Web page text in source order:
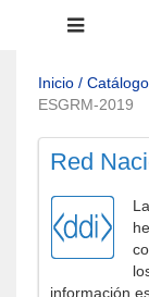
Menú
Inicio /
ESGRM-2019
Red
información